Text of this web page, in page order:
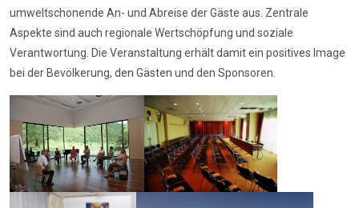
umweltschonende An- und Abreise der Gäste aus. Zentrale
Aspekte sind auch regionale Wertschöpfung und soziale
Verantwortung. Die Veranstaltung erhält damit ein positives Image
bei der Bevölkerung, den Gästen und den Sponsoren.